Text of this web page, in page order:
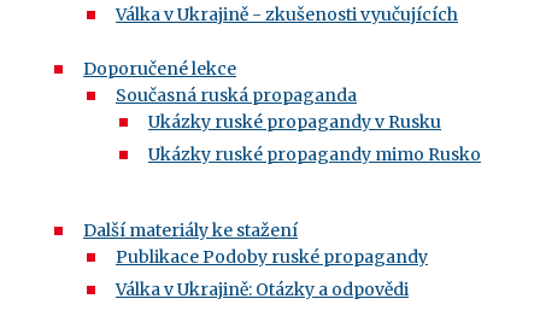
Válka v Ukrajině - zkušenosti vyučujících
Doporučené lekce
Současná ruská propaganda
Ukázky ruské propagandy v Rusku
Ukázky ruské propagandy mimo Rusko
Další materiály ke stažení
Publikace Podoby ruské propagandy
Válka v Ukrajině: Otázky a odpovědi